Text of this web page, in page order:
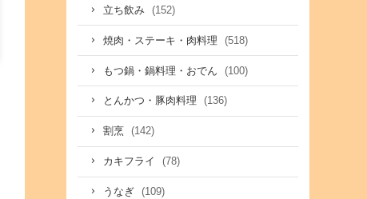
立ち飲み (152)
焼肉・ステーキ・肉料理 (518)
もつ鍋・鍋料理・おでん (100)
とんかつ・豚肉料理 (136)
割烹 (142)
カキフライ (78)
うなぎ (109)